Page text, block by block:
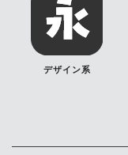
デザイン系